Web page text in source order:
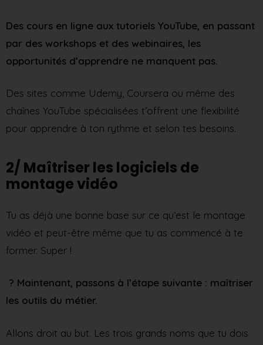
Des cours en ligne aux tutoriels YouTube, en passant
par des workshops et des webinaires, les
opportunités d’apprendre ne manquent pas.
Des sites comme Udemy, Coursera ou même des
chaînes YouTube spécialisées t’offrent une flexibilité
pour apprendre à ton rythme et selon tes besoins.
2/ Maîtriser les logiciels de
montage vidéo
Tu as déjà une bonne base sur ce qu’est le montage
vidéo et peut-être même que tu as commencé à te
former. Super !
? Maintenant, passons à l’étape suivante : maîtriser
les outils du métier.
Allons droit au but. Les trois grands noms que tu dois